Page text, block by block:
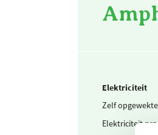
Elektriciteit
Zelf
Elektriciteit